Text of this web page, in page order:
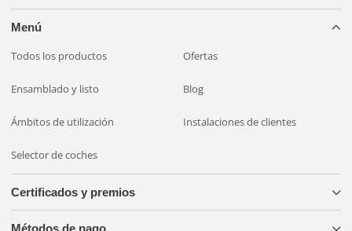
Menú
Todos los productos Ofertas
Ensamblado y listo Blog
Ámbitos de utilización Instalaciones de clientes
Selector de coches
Certificados y premios